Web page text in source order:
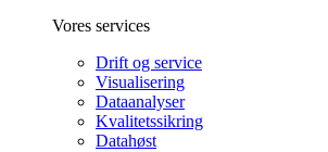
Vores services
Drift og service
Visualisering
Dataanalyser
Kvalitetssikring
Datahøst